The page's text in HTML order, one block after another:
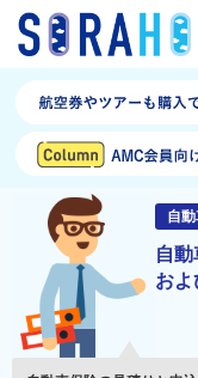
自
自
およ